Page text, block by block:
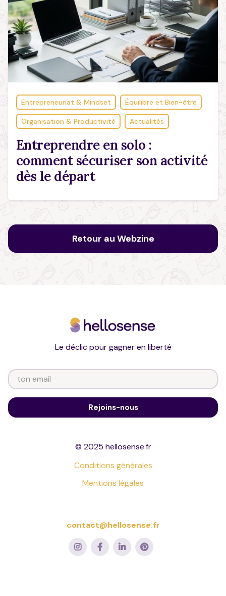
Entrepreneuriat & Mindset Équilibre et Bien-être
Organisation & Productivité Actualités
Entreprendre en solo :
comment sécuriser son activité
dès le départ
Retour au Webzine
© 2025 hellosense.fr
Conditions générales
Mentions légales
Le déclic pour gagner en liberté
contact@hellosense.fr
   